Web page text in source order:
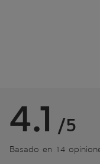
4.1 /5
Basado en 14